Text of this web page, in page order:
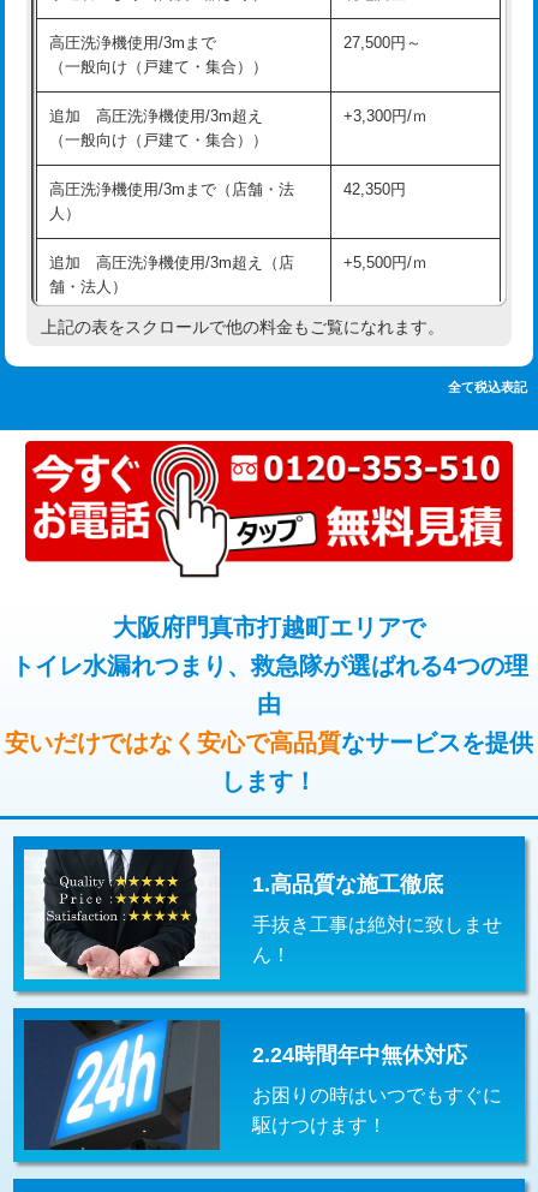
追加人工 16,500円
廃棄・処分 現場見積
※給水管工事は20mmまでの価格です。
持込商品取付（混合水栓）
持込商品取付（浄水器・分岐水栓） 16,500円
業）
排水管工事（追加 排水管工事/3ｍ超
え）
マス交換（土の掘削・埋め戻し作業） 11,000円~
マス交換（深さ50㎝以上） 66,000円
コンクリート斫り（厚さ10㎝まで） 27,500円
コンクリート斫り（厚さ10㎝超え） 38,500円
モルタル補修（厚さ10㎝まで） 27,500円
モルタル補修（厚さ10㎝超え） 38,500円
高圧洗浄機使用/3mまで
（一般向け（戸建て・集合））
27,500円～
追加 高圧洗浄機使用/3m超え
（一般向け（戸建て・集合））
+3,300円/ｍ
高圧洗浄機使用/3mまで（店舗・法
人）
42,350円
追加 高圧洗浄機使用/3m超え（店
舗・法人）
+5,500円/ｍ
高度高圧洗浄換 現地調査
トーラー機使用/3mまで 33,000円
追加トーラー機使用/3m超え +3,300円
カメラ調査 33,000円
止水・漏水調査・防水処理・清掃・修
理・調整・分解・加工など（軽作業）
11,000円
止水・漏水調査・防水処理・清掃・修
理・調整・分解・加工など（中作業）
止水・漏水調査・防水処理・清掃・修
その他部品の脱着
交換・取付（タンク） 22,000円+材料費
交換・取付(単水栓（壁付・デッキ
式）)
交換・取付(混合水栓（壁付・デッキ
式・ワンホール）)
交換・取付(排水栓・排水トラップ
（P/S/ポップアップ））
22,000円+材料費
交換・取付（その他部品） 11,000円+材料費
上記の表をスクロールで他の料金もご覧になれます。
全て税込表記
大阪府門真市打越町エリアで
トイレ水漏れつまり、救急隊が選ばれる4つの理
由
安いだけではなく安心で高品質なサービスを提供
します！
1.高品質な施工徹底
手抜き工事は絶対に致しませ
ん！
2.24時間年中無休対応
お困りの時はいつでもすぐに
駆けつけます！